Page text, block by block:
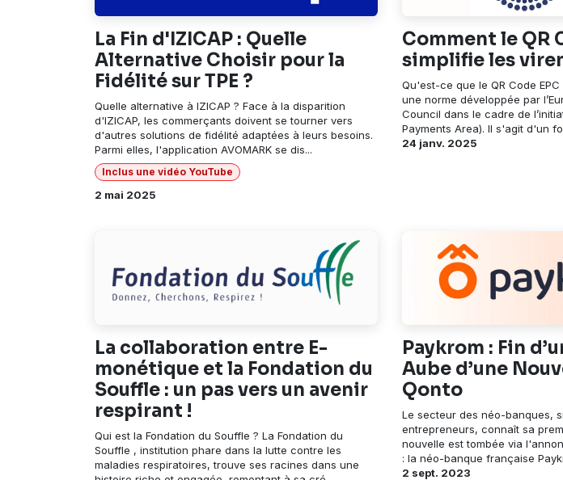
La Fin d'IZICAP : Quelle
Alternative Choisir pour la
Fidélité sur TPE ?
Quelle alternative à IZICAP ? Face à la disparition
d'IZICAP, les commerçants doivent se tourner vers
d'autres solutions de fidélité adaptées à leurs besoins.
Parmi elles, l'application AVOMARK se dis...
Inclus une vidéo YouTube
2 mai 2025
Comment le QR
simplifie les
Qu'est-ce que le QR Code EPC
une norme développée par
Council dans le cadre de
Payments Area). Il s'agit d'un
24 janv. 2025
La collaboration entre E-
monétique et la Fondation du
Souffle : un pas vers un avenir
respirant !
Qui est la Fondation du Souffle ? La Fondation du
Souffle , institution phare dans la lutte contre les
maladies respiratoires, trouve ses racines dans une
Paykrom : Fin
Aube d’une
Qonto
Le secteur des néo-banques,
entrepreneurs, connaît sa
nouvelle est tombée via
: la néo-banque française
2 sept. 2023